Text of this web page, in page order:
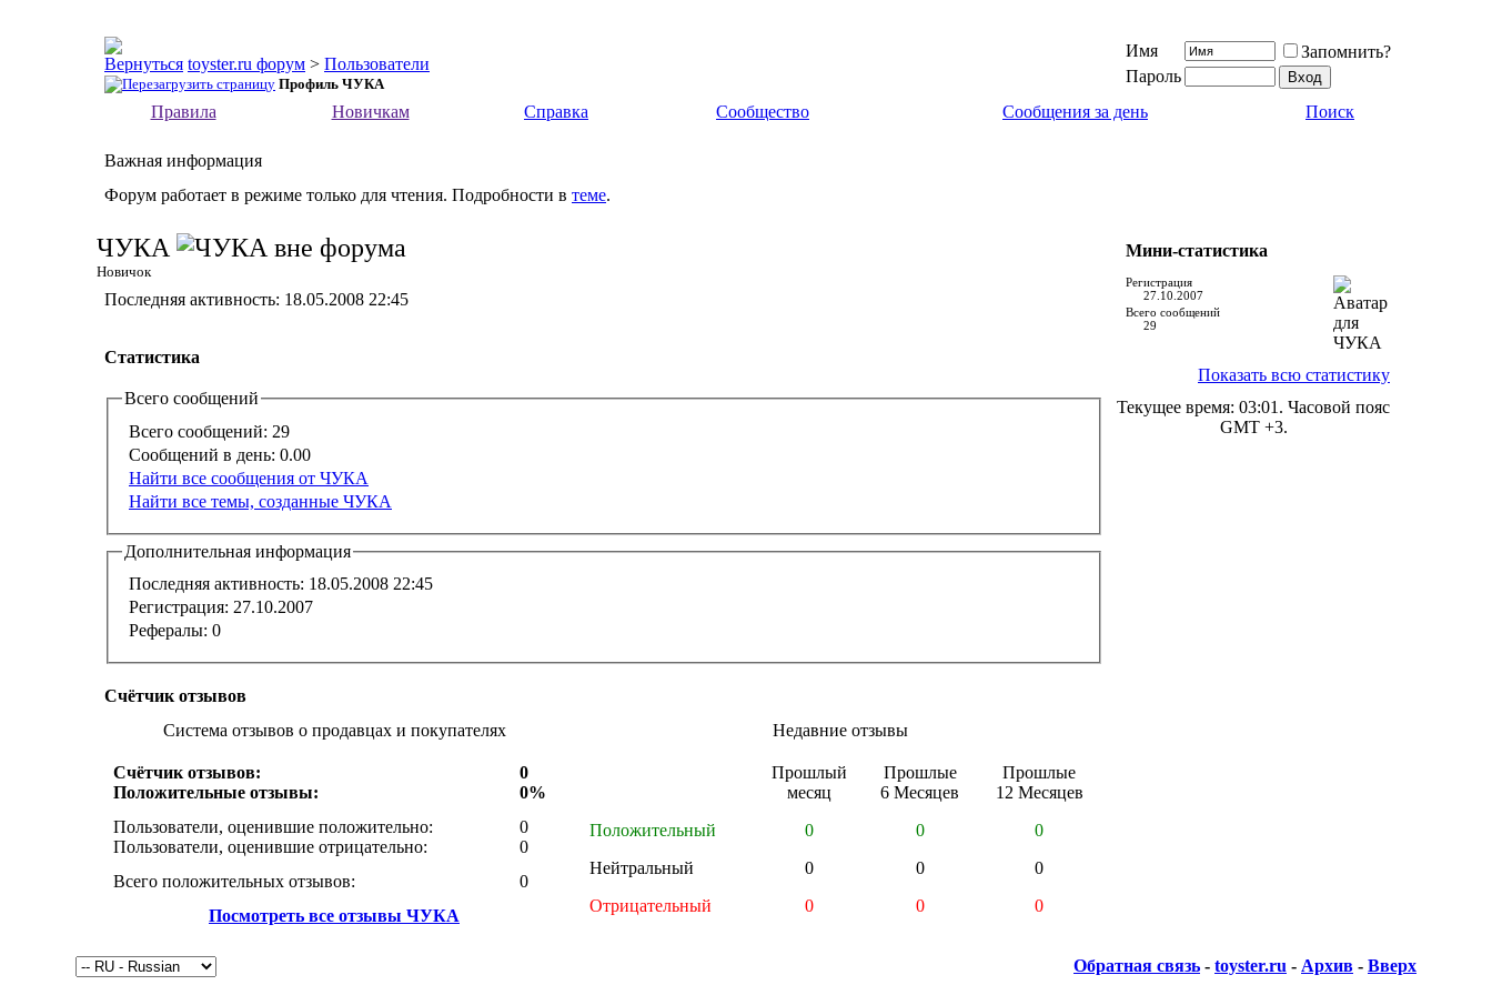
toyster.ru форум > Пользователи
Профиль ЧУКА
Имя
Запомнить?
Пароль
Правила
Новичкам Справка Сообщество Сообщения за день Поиск
Важная информация
Форум работает в режиме только для чтения. Подробности в теме.
ЧУКА
Новичок
Последняя активность: 18.05.2008 22:45
Статистика
Всего сообщений
Всего сообщений: 29
Сообщений в день: 0.00
Найти все сообщения от ЧУКА
Найти все темы, созданные ЧУКА
Дополнительная информация
Последняя активность: 18.05.2008 22:45
Регистрация: 27.10.2007
Рефералы: 0
Счётчик отзывов
Система отзывов о продавцах и покупателях
Недавние отзывы
Счётчик отзывов:
Положительные отзывы:
0
0%
Пользователи, оценившие положительно:
Пользователи, оценившие отрицательно:
0
0
Всего положительных отзывов:
0
Посмотреть все отзывы ЧУКА
Прошлый
месяц
Прошлые
6 Месяцев
Прошлые
12 Месяцев
Положительный
0 0
0
Нейтральный
0 0
0
Отрицательный
0 0 0
Мини-статистика
Регистрация
27.10.2007
Всего сообщений
29
Показать всю статистику
Текущее время: 03:01 . Часовой пояс
GMT +3.
Обратная связь - toyster.ru - Архив - Вверх